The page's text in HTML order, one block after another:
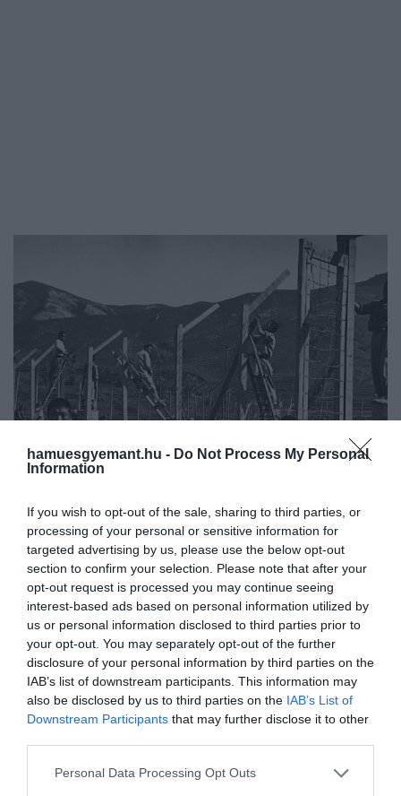
hamuesgyemant.hu - Do Not Process My Personal
Information
If you wish to opt-out of the sale, sharing to third parties, or
processing of your personal or sensitive information for
targeted advertising by us, please use the below opt-out
section to confirm your selection. Please note that after your
opt-out request is processed you may continue seeing
interest-based ads based on personal information utilized by
us or personal information disclosed to third parties prior to
your opt-out. You may separately opt-out of the further
disclosure of your personal information by third parties on the
IAB’s list of downstream participants. This information may
also be disclosed by us to third parties on the IAB’s List of
Downstream Participants that may further disclose it to other
Please note that this website/app uses one or more Google
Personal Data Processing Opt Outs
Észak-Korea hegyei között működik egy
hatalmas fogolytábor, ahová embereket
tárgyalás nélkül, sokszor valamelyik
családtagjuk feltételezett bűne miatt
hurcolnak el. A 14-es tábor lakói éhezés,
kényszermunka és állandó erőszak között
2026. JÚLIUS 29. ● HAMU ÉS GYÉMÁNT
Ahonnan szinte senki nem jut
ki élve: ilyen Észak-Korea…
HAMU ÉS GYÉMÁNT